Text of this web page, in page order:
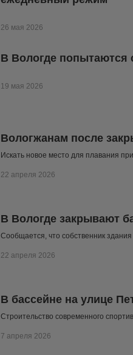
26 мая 2026
В Вологде попытаются
19 мая 2026
Вологжанам после
Искать новое место для плавания
22 апреля 2026
В Вологде закрывают
Сообщается, что собственник
22 апреля 2026
В бассейне на улице
Строительство современного
7 апреля 2026